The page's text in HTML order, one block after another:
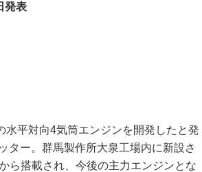
発表
平対向4気筒エンジンを開発したと発
ター。群馬製作所大泉工場内に新設さ
ら搭載され、今後の主力エンジンとな